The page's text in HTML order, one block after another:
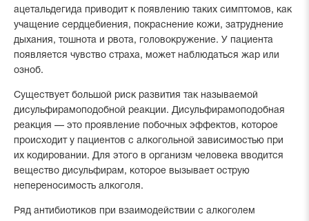
ацетальдегида приводит к появлению таких симптомов, как
учащение сердцебиения, покраснение кожи, затруднение
дыхания, тошнота и рвота, головокружение. У пациента
появляется чувство страха, может наблюдаться жар или
озноб.
Существует большой риск развития так называемой
дисульфирамоподобной реакции. Дисульфирамоподобная
реакция — это проявление побочных эффектов, которое
происходит у пациентов с алкогольной зависимостью при
их кодировании. Для этого в организм человека вводится
вещество дисульфирам, которое вызывает острую
непереносимость алкоголя.
Ряд антибиотиков при взаимодействии с алкоголем